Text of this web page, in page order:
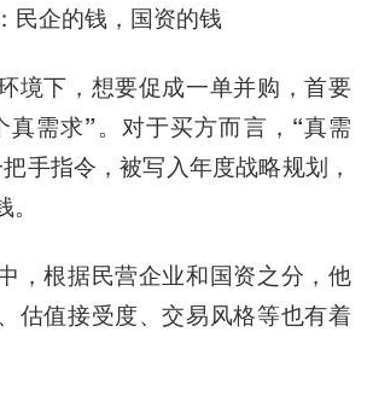
民企的钱，国资的钱
境下，想要促成一单并购，首要
真需求”。对于买方而言， “真需
手指令，被写入年度战略规划，
，根据民营企业和国资之分，他
估值接受度、交易风格等也有着